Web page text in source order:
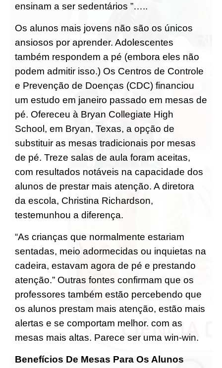
ensinam a ser sedentários ”…..
Os alunos mais jovens não são os únicos
ansiosos por aprender. Adolescentes
também respondem a pé (embora eles não
podem admitir isso.) Os Centros de Controle
e Prevenção de Doenças (CDC) financiou
um estudo em janeiro passado em mesas de
pé. Ofereceu à Bryan Collegiate High
School, em Bryan, Texas, a opção de
substituir as mesas tradicionais por mesas
de pé. Treze salas de aula foram aceitas,
com resultados notáveis na capacidade dos
alunos de prestar mais atenção. A diretora
da escola, Christina Richardson,
testemunhou a diferença.
“As crianças que normalmente estariam
sentadas, meio adormecidas ou inquietas na
cadeira, estavam agora de pé e prestando
atenção.” Outras fontes confirmam que os
professores também estão percebendo que
os alunos prestam mais atenção, estão mais
alertas e se comportam melhor. com as
mesas mais altas. Parece ser uma win-win.
Benefícios De Mesas Para Os Alunos